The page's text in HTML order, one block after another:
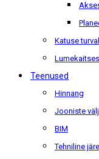
Katuse
Teenused
Hinnang
Jooniste
BIM
Tehniline